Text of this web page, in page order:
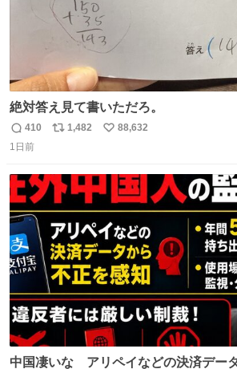
絶対答え見て書いただろ。
返
信
410
リ
ト
数
1,482
い
88,632
1日前
中国凄いな アリペイなどの決済デー